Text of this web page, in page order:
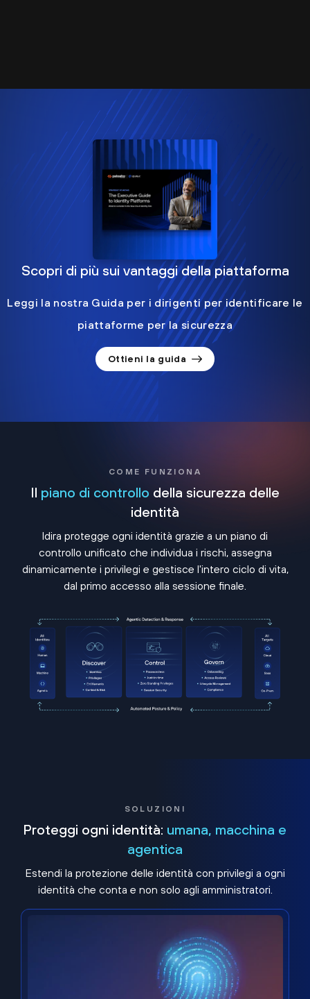
Scopri di più sui vantaggi della piattaforma
Leggi la nostra Guida per i dirigenti per identificare le
piattaforme per la sicurezza
Ottieni la guida
COME FUNZIONA
Il piano di controllo della sicurezza delle
identità
Idira protegge ogni identità grazie a un piano di
controllo unificato che individua i rischi, assegna
dinamicamente i privilegi e gestisce l'intero ciclo di vita,
dal primo accesso alla sessione finale.
SOLUZIONI
Proteggi ogni identità: umana, macchina e
agentica
Estendi la protezione delle identità con privilegi a ogni
identità che conta e non solo agli amministratori.